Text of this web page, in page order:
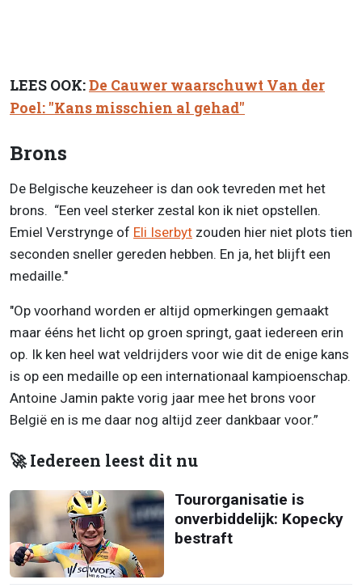
LEES OOK:De Cauwer waarschuwt Van der
Poel: "Kans misschien al gehad"
Brons
De Belgische keuzeheer is dan ook tevreden met het
brons. “Een veel sterker zestal kon ik niet opstellen.
Emiel Verstrynge of Eli Iserbyt zouden hier niet plots tien
seconden sneller gereden hebben. En ja, het blijft een
medaille."
"Op voorhand worden er altijd opmerkingen gemaakt
maar ééns het licht op groen springt, gaat iedereen erin
op. Ik ken heel wat veldrijders voor wie dit de enige kans
is op een medaille op een internationaal kampioenschap.
Antoine Jamin pakte vorig jaar mee het brons voor
België en is me daar nog altijd zeer dankbaar voor.”
🚀 Iedereen leest dit nu
Tourorganisatie is
onverbiddelijk: Kopecky
bestraft